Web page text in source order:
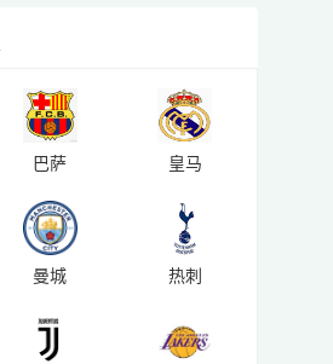
巴萨 皇马
曼城 热刺